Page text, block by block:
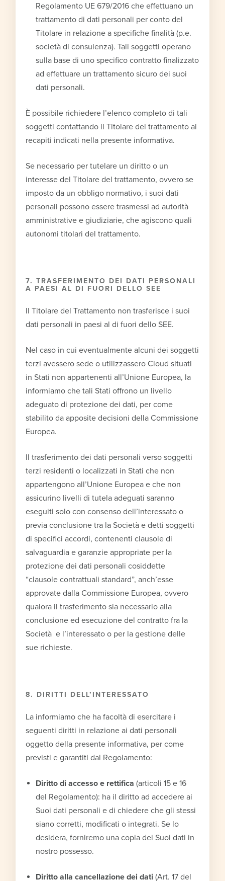
Regolamento UE 679/2016 che effettuano un
trattamento di dati personali per conto del
Titolare in relazione a specifiche finalità (p.e.
società di consulenza). Tali soggetti operano
sulla base di uno specifico contratto finalizzato
ad effettuare un trattamento sicuro dei suoi
dati personali.
È possibile richiedere l’elenco completo di tali
soggetti contattando il Titolare del trattamento ai
recapiti indicati nella presente informativa.
Se necessario per tutelare un diritto o un
interesse del Titolare del trattamento, ovvero se
imposto da un obbligo normativo, i suoi dati
personali possono essere trasmessi ad autorità
amministrative e giudiziarie, che agiscono quali
autonomi titolari del trattamento.
7.TRASFERIMENTO DEI DATI PERSONALI
A PAESI AL DI FUORI DELLO SEE
Il Titolare del Trattamento non trasferisce i suoi
dati personali in paesi al di fuori dello SEE.
Nel caso in cui eventualmente alcuni dei soggetti
terzi avessero sede o utilizzassero Cloud situati
in Stati non appartenenti all’Unione Europea, la
informiamo che tali Stati offrono un livello
adeguato di protezione dei dati, per come
stabilito da apposite decisioni della Commissione
Europea.
Il trasferimento dei dati personali verso soggetti
terzi residenti o localizzati in Stati che non
appartengono all’Unione Europea e che non
assicurino livelli di tutela adeguati saranno
eseguiti solo con consenso dell’interessato o
previa conclusione tra la Società e detti soggetti
di specifici accordi, contenenti clausole di
salvaguardia e garanzie appropriate per la
protezione dei dati personali cosiddette
“clausole contrattuali standard”, anch’esse
approvate dalla Commissione Europea, ovvero
qualora il trasferimento sia necessario alla
conclusione ed esecuzione del contratto fra la
Società e l’interessato o per la gestione delle
sue richieste.
8. DIRITTI DELL’INTERESSATO
La informiamo che ha facoltà di esercitare i
seguenti diritti in relazione ai dati personali
oggetto della presente informativa, per come
previsti e garantiti dal Regolamento:
Diritto di accesso e rettifica (articoli 15 e 16
del Regolamento): ha il diritto ad accedere ai
Suoi dati personali e di chiedere che gli stessi
siano corretti, modificati o integrati. Se lo
desidera, forniremo una copia dei Suoi dati in
nostro possesso.
Diritto alla cancellazione dei dati (Art. 17 del